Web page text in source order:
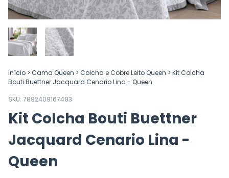
Início > Cama Queen > Colcha e Cobre Leito Queen > Kit Colcha
Bouti Buettner Jacquard Cenario Lina - Queen
SKU: 7892409167483
Kit Colcha Bouti Buettner
Jacquard Cenario Lina -
Queen